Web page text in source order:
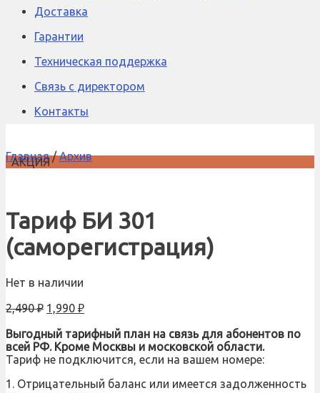
Доставка
Гарантии
Техническая поддержка
Связь с директором
Контакты
Главная / Архив
АКЦИЯ
Тариф БИ 301
(саморегистрация)
Нет в наличии
2,490₽ 1,990 ₽
Выгодный тарифный план на связь для абонентов по
всей РФ. Кроме Москвы и московской области.
Тариф не подключится, если на вашем номере:
1. Отрицательный баланс или имеется задолженность